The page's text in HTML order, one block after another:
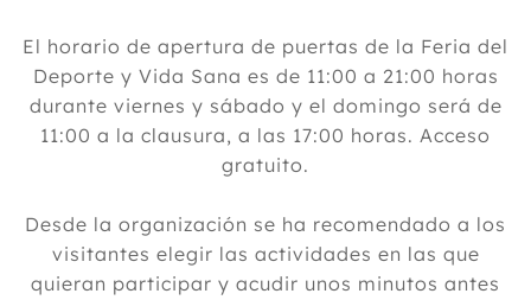
El horario de apertura de puertas de la Feria del
Deporte y Vida Sana es de 11:00 a 21:00 horas
durante viernes y sábado y el domingo será de
11:00 a la clausura, a las 17:00 horas. Acceso
gratuito.
Desde la organización se ha recomendado a los
visitantes elegir las actividades en las que
quieran participar y acudir unos minutos antes